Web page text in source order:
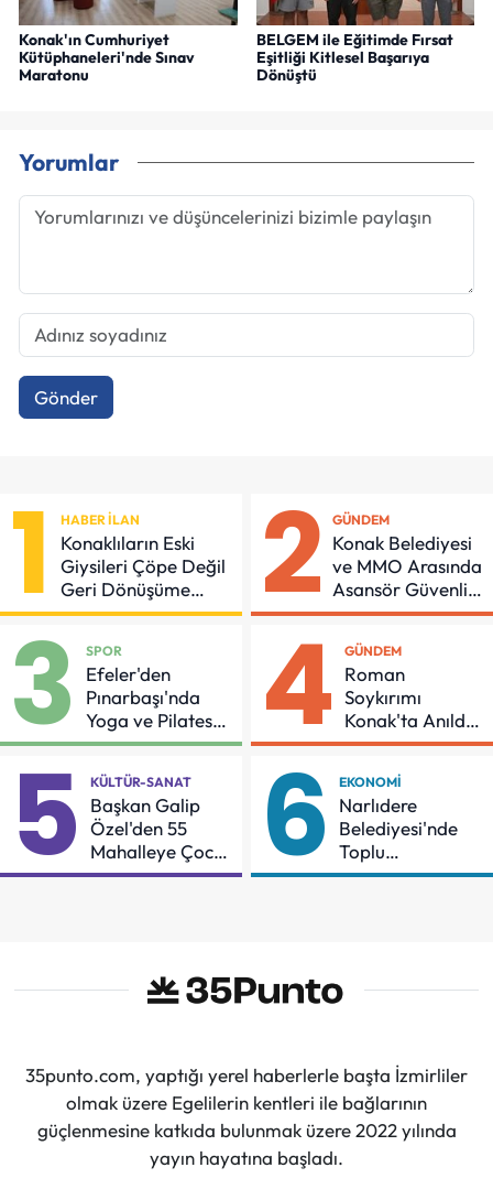
Konak'ın Cumhuriyet
Kütüphaneleri'nde Sınav
Maratonu
BELGEM ile Eğitimde Fırsat
Eşitliği Kitlesel Başarıya
Dönüştü
Yorumlar
Gönder
1 HABER İLAN
Konaklıların Eski
Giysileri Çöpe Değil
Geri Dönüşüme
Gidiyor
2 GÜNDEM
Konak Belediyesi
ve MMO Arasında
Asansör Güvenliği
İçin Önemli
3 SPOR
Efeler'den
Pınarbaşı'nda
Yoga ve Pilates
Buluşması
4 GÜNDEM
Roman
Soykırımı
Konak'ta Anıldı:
"Eşit Bir Yaşam
Sürdüreceğiz"
5 KÜLTÜR-SANAT
Başkan Galip
Özel'den 55
Mahalleye Çocuk
Şenliği
6 EKONOMI
Narlıdere
Belediyesi'nde
Toplu
Sözleşmeye
35punto.com, yaptığı yerel haberlerle başta İzmirliler
olmak üzere Egelilerin kentleri ile bağlarının
güçlenmesine katkıda bulunmak üzere 2022 yılında
yayın hayatına başladı.